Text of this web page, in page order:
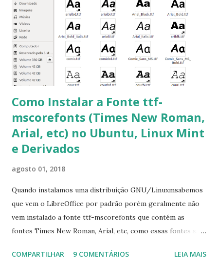
clicando em “Ok” Agora aceite os termos de uso clicando
em “Sim” Pronto agora abra o LibreOffice e veja se as
fontes Times New Roman, Arial estão instaladas. Caso
ocorra algum erro ou precisa reinstalar, execute: $ sudo
apt-get install --reinstall ttf-mscorefonts-installer
Como Instalar a Fonte ttf-
mscorefonts (Times New Roman,
Arial, etc) no Ubuntu, Linux Mint
e Derivados
agosto 01, 2018
Quando instalamos uma distribuição GNU/Linuxmsabemos
que vem o LibreOffice por padrão porém geralmente não
vem instalado a fonte ttf-mscorefonts que contém as
fontes Times New Roman, Arial, etc, como essas fontes são
a Associação Brasileira de Normas Técnicas (ABNT), exige
COMPARTILHAR 9 COMENTÁRIOS LEIA MAIS